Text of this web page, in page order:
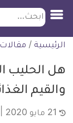
التخطي
للمحتوى
ابحث
الرئيسية /
هل الحليب
والقيم